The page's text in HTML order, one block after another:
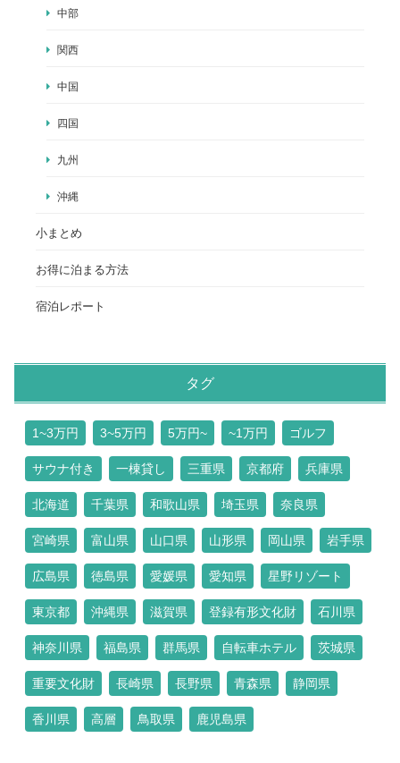
中部
関西
中国
四国
九州
沖縄
小まとめ
お得に泊まる方法
宿泊レポート
タグ
1~3万円 3~5万円 5万円~ ~1万円 ゴルフ
サウナ付き 一棟貸し 三重県 京都府 兵庫県
北海道 千葉県 和歌山県 埼玉県 奈良県
宮崎県 富山県 山口県 山形県 岡山県 岩手県
広島県 徳島県 愛媛県 愛知県 星野リゾート
東京都 沖縄県 滋賀県 登録有形文化財 石川県
神奈川県 福島県 群馬県 自転車ホテル 茨城県
重要文化財 長崎県 長野県 青森県 静岡県
香川県 高層 鳥取県 鹿児島県